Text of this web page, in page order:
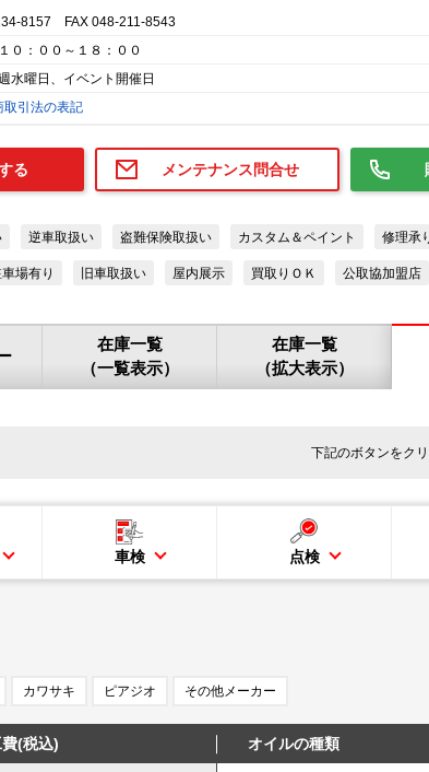
8157 FAX 048-211-8543
０：００～１８：００
水曜日、イベント開催日
取引法の表記
る メンテナンス問合せ
逆車取扱い 盗難保険取扱い カスタム＆ペイント 修理承
場有り 旧車取扱い 屋内展示 買取りＯＫ 公取協加盟店
在庫一覧
（一覧表示）
在庫一覧
（拡大表示）
下記のボタンをク
車検 点検
カワサキ ピアジオ その他メーカー
(税込) オイルの種類